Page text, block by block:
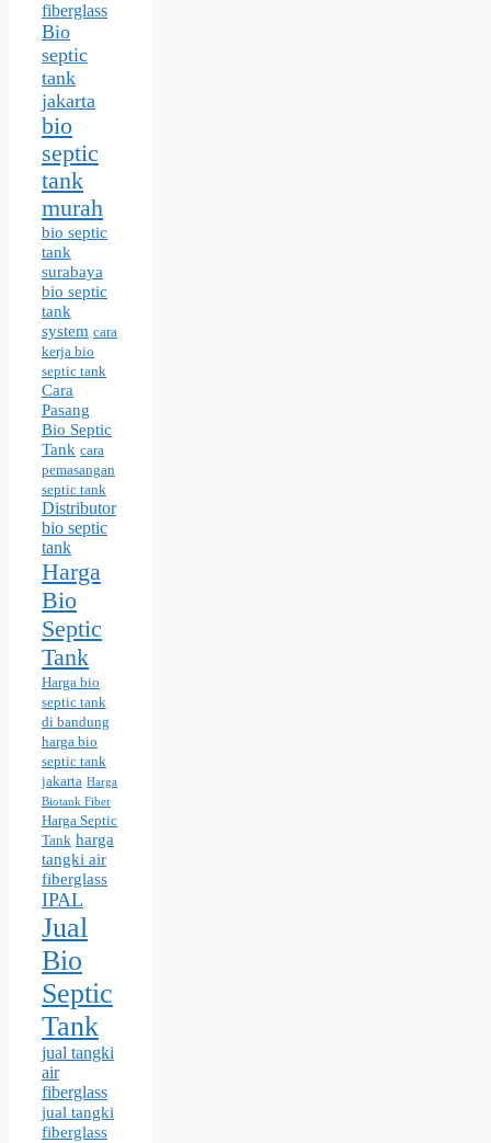
fiberglass
Bio
septic
tank
jakarta
bio
septic
tank
murah
bio septic
tank
surabaya
bio septic
tank
system cara
kerja bio
septic tank
Cara
Pasang
Bio Septic
Tank cara
pemasangan
septic tank
Distributor
bio septic
tank
Harga
Bio
Septic
Tank
Harga bio
septic tank
di bandung
harga bio
septic tank
jakarta Harga
Biotank Fiber
Harga Septic
Tank harga
tangki air
fiberglass
IPAL
Jual
Bio
Septic
Tank
jual tangki
air
fiberglass
jual tangki
fiberglass